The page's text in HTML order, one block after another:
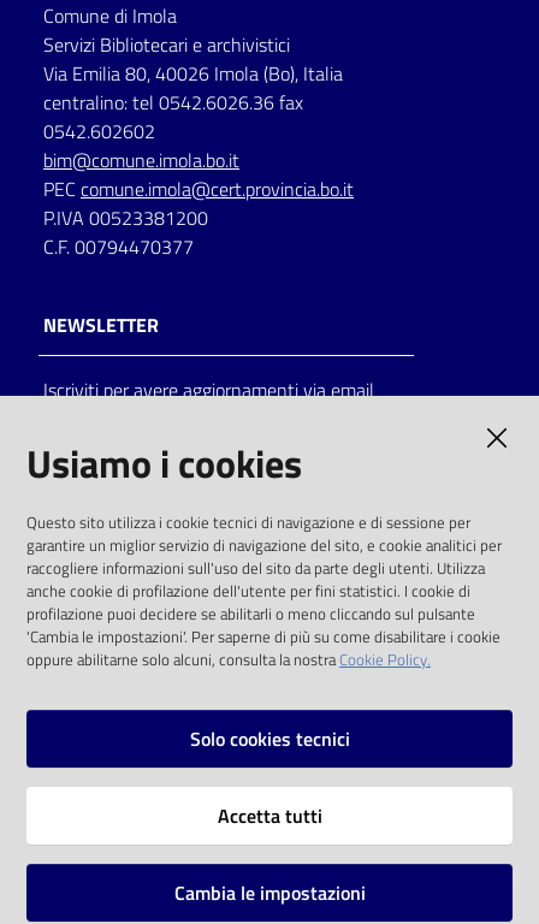
Seguici
su
on line
Eventi
Chiedi al
bibliotecario
Avvisi
Comune di Imola
Servizi Bibliotecari e archivistici
Via Emilia 80, 40026 Imola (Bo), Italia
centralino: tel 0542.6026.36 fax
0542.602602
bim@comune.imola.bo.it
PEC comune.imola@cert.provincia.bo.it
P.IVA 00523381200
C.F. 00794470377
NEWSLETTER
Iscriviti per avere aggiornamenti via email
solo alle condizioni previste dalla direttiva
comunitaria 2003/98/CE e dal d.lgs. 36/2006
SOCIAL
Instagram
Vai alla pagina
Usiamo i cookies
Questo sito utilizza i cookie tecnici di navigazione e di sessione per
garantire un miglior servizio di navigazione del sito, e cookie analitici per
raccogliere informazioni sull'uso del sito da parte degli utenti. Utilizza
anche cookie di profilazione dell'utente per fini statistici. I cookie di
profilazione puoi decidere se abilitarli o meno cliccando sul pulsante
'Cambia le impostazioni'. Per saperne di più su come disabilitare i cookie
oppure abilitarne solo alcuni, consulta la nostraCookie Policy.
Solo cookies tecnici
Accetta tutti
Cambia le impostazioni